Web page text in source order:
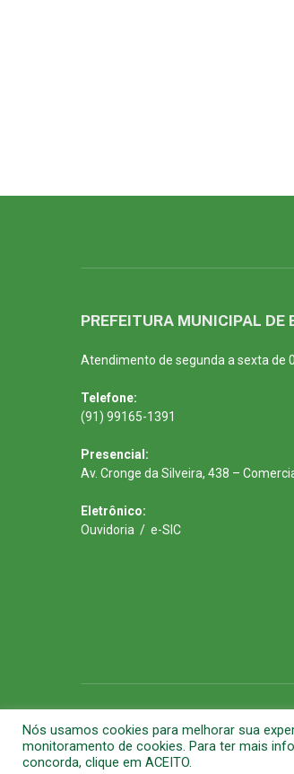
PREFEITURA MUNICIPAL DE
Atendimento de segunda a sexta de
Telefone:
(91) 99165-1391
Presencial:
Av. Cronge da Silveira, 438 –
Eletrônico:
Ouvidoria / e-SIC
Nós usamos cookies para melhorar sua
monitoramento de cookies. Para ter mais
concorda, clique em ACEITO.